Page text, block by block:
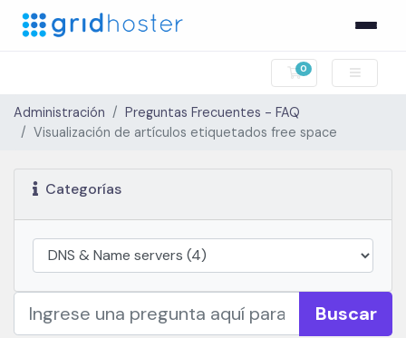
0
Carro de Pedidos
Administración
Preguntas Frecuentes - FAQ
Visualización de artículos etiquetados free space
Categorías
Buscar